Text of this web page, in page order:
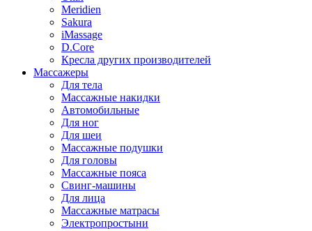
Meridien
Sakura
iMassage
D.Core
Кресла других производителей
Массажеры
Для тела
Массажные накидки
Автомобильные
Для ног
Для шеи
Массажные подушки
Для головы
Массажные пояса
Свинг-машины
Для лица
Массажные матрасы
Электропростыни